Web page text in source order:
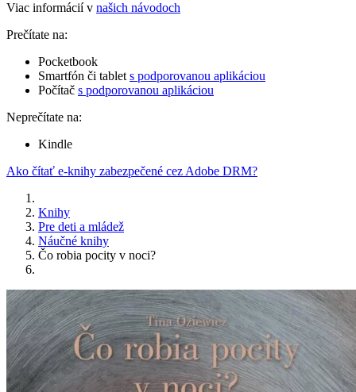
Viac informácií v našich návodoch
Prečítate na:
Pocketbook
Smartfón či tablet s podporovanou aplikáciou
Počítač s podporovanou aplikáciou
Neprečítate na:
Kindle
Ako čítať e-knihy zabezpečené cez Adobe DRM?
Knihy
Pre deti a mládež
Náučné knihy
Čo robia pocity v noci?